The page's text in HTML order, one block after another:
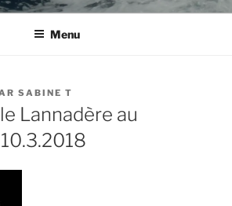
Menu
SABINE T
Lannadère au